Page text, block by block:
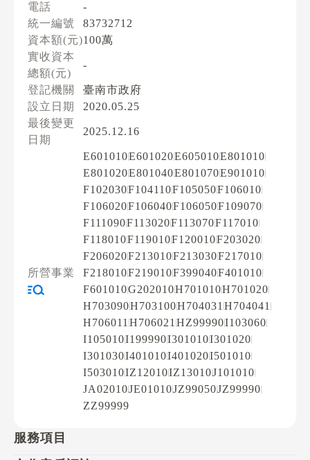
電話
-
統一編號
83732712
資本額(元)100萬
實收資本
總額(元)
-
登記機關
臺南市政府
設立日期
2020.05.25
最後變更
日期
2025.12.16
所營事業
E601010E601020E605010E801010
E801020E801040E801070E901010
F102030F104110F105050F106010
F106020F106040F106050F109070
F111090F113020F113070F117010
F118010F119010F120010F203020
F206020F213010F213030F217010
F218010F219010F399040F401010
F601010G202010H701010H701020
H703090H703100H704031 H704041
H706011 H706021 HZ99990I103060
I105010I199990I301010I301020
I301030I401010I401020I501010
I503010IZ12010IZ13010J101010
JA02010JE01010JZ99050JZ99990
ZZ99999
服務項目